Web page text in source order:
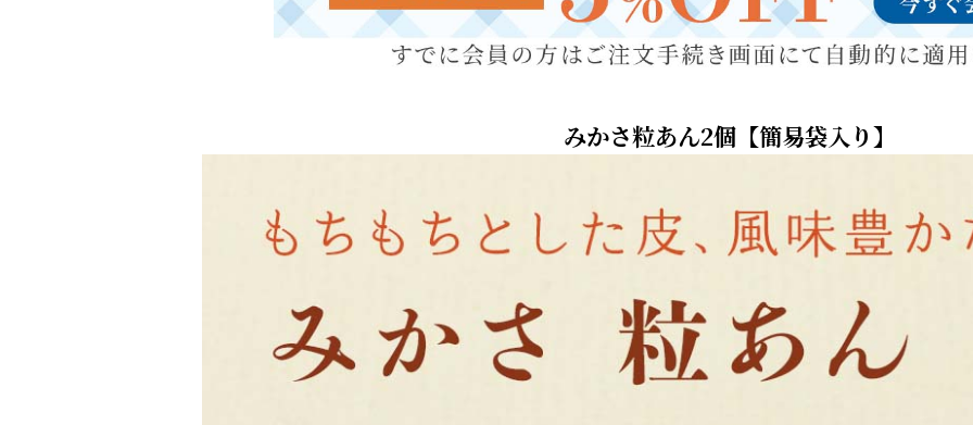
みかさ粒あん2個【簡易袋入り】